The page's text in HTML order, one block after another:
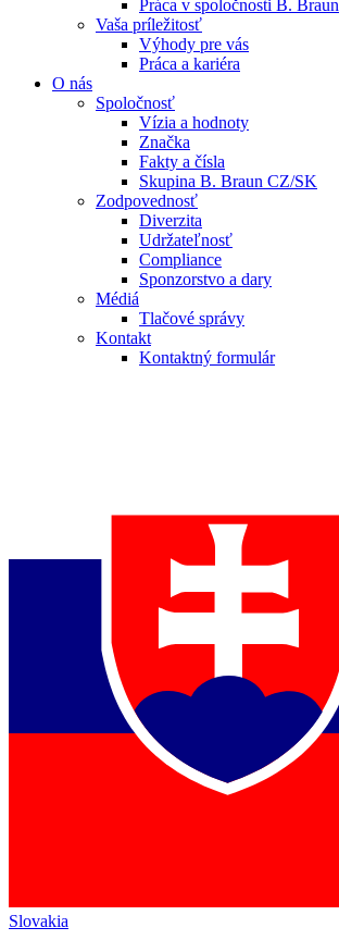
Práca v spoločnosti B. Braun
Vaša príležitosť
Výhody pre vás
Práca a kariéra
O nás
Spoločnosť
Vízia a hodnoty
Značka
Fakty a čísla
Skupina B. Braun CZ/SK
Zodpovednosť
Diverzita
Udržateľnosť
Compliance
Sponzorstvo a dary
Médiá
Tlačové správy
Kontakt
Kontaktný formulár
Slovakia